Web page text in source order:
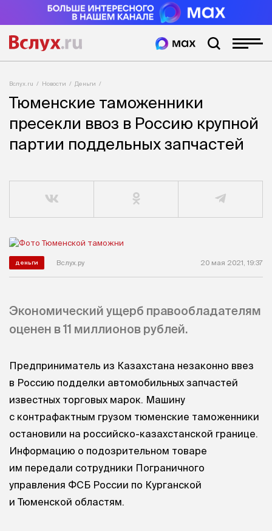
Вслух.ru Новости Деньги
Тюменские таможенники
пресекли ввоз в Россию крупной
партии поддельных запчастей
деньги Вслух.ру 20 мая 2021, 19:37
Экономический ущерб правообладателям
оценен в 11 миллионов рублей.
Предприниматель из Казахстана незаконно ввез
в Россию подделки автомобильных запчастей
известных торговых марок. Машину
с контрафактным грузом тюменские таможенники
остановили на российско-казахстанской границе.
Информацию о подозрительном товаре
им передали сотрудники Пограничного
управления ФСБ России по Курганской
и Тюменской областям.